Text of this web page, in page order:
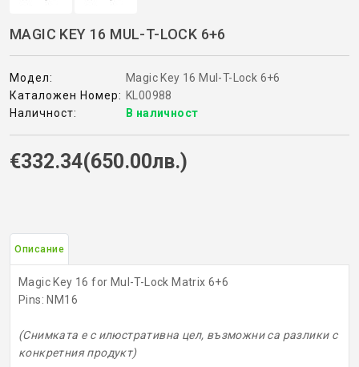
КУТИЙКИ ЗА АЛАРМИ
КОНТРОЛ НА ДОСТЪП
БРАВИ, ПАТРОНИ, АКСЕСОАРИ
ШПЕРЦОВЕ И ИНСТРУМЕНТИ
КЛЮЧАРСКИ МАШИНИ
ИМОБИЛАЙЗЕРИ
MAGIC KEY 16 MUL-T-LOCK 6+6
Модел:
Magic Key 16 Mul-T-Lock 6+6
Каталожен Номер: KL00988
Наличност:
В наличност
€332.34(650.00лв.)
Описание
Magic Key 16 for Mul-T-Lock Matrix 6+6
Pins: NM16
(Снимката е с илюстративна цел, възможни са разлики с
конкретния продукт)